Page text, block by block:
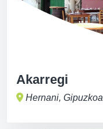
Akarregi
Hernani, Gipuzkoa